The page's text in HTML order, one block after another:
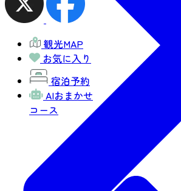
観光MAP
お気に入り
宿泊予約
AIおまかせ
コース